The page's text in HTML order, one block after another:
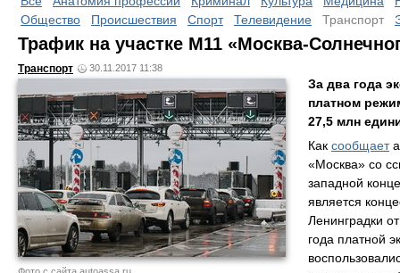
Общество
Происшествия Спорт Телевидение Транспорт
Трафик на участке М11 «Москва-
Транспорт 30.11.2017 11:38
За два года
платном
27,5 млн
Как сообщает
«Москва» со
западной
является
Ленинградки
года платной